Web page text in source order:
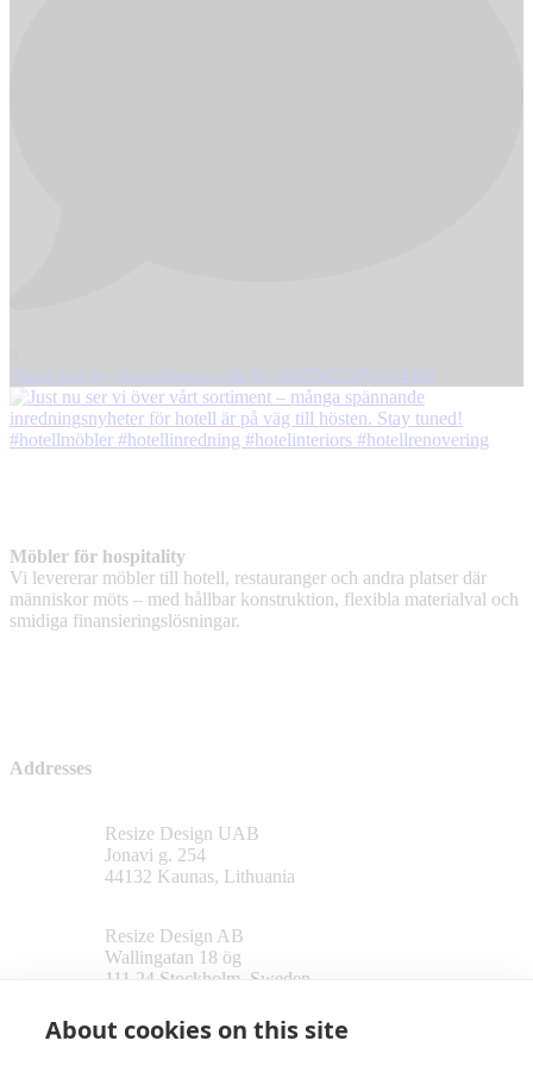
About cookies on this site
Open post by resizedesign with ID 18093652070334392
Möbler för hospitality
Vi levererar möbler till hotell, restauranger och andra platser där
människor möts – med hållbar konstruktion, flexibla materialval och
smidiga finansieringslösningar.
Addresses
Resize Design UAB
Jonavi g. 254
44132 Kaunas, Lithuania
Resize Design AB
Wallingatan 18 ög
111 24 Stockholm, Sweden
Follow us